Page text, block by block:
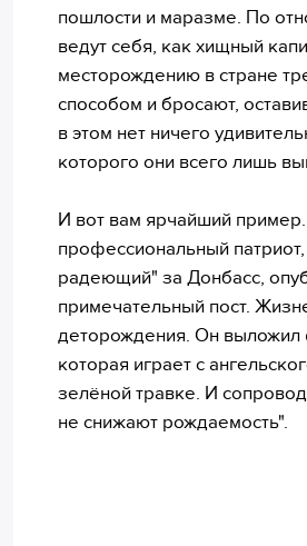
пошлости и маразме. По
ведут себя, как хищный
месторождению в стране
способом и бросают,
в этом нет ничего
которого они всего лишь
И вот вам ярчайший
профессиональный
радеющий" за Донбасс,
примечательный пост.
деторождения. Он
которая играет с
зелёной травке. И
не снижают рождаемость".